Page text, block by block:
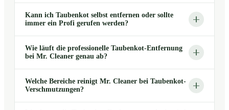
Kann ich Taubenkot selbst entfernen oder sollte
immer ein Profi gerufen werden?
Wie läuft die professionelle Taubenkot-Entfernung
bei Mr. Cleaner genau ab?
Welche Bereiche reinigt Mr. Cleaner bei Taubenkot-
Verschmutzungen?